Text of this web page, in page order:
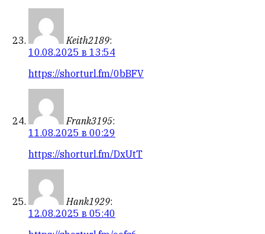
Keith2189:
10.08.2025 в 13:54
https://shorturl.fm/0bBFV
Frank3195:
11.08.2025 в 00:29
https://shorturl.fm/DxUtT
Hank1929:
12.08.2025 в 05:40